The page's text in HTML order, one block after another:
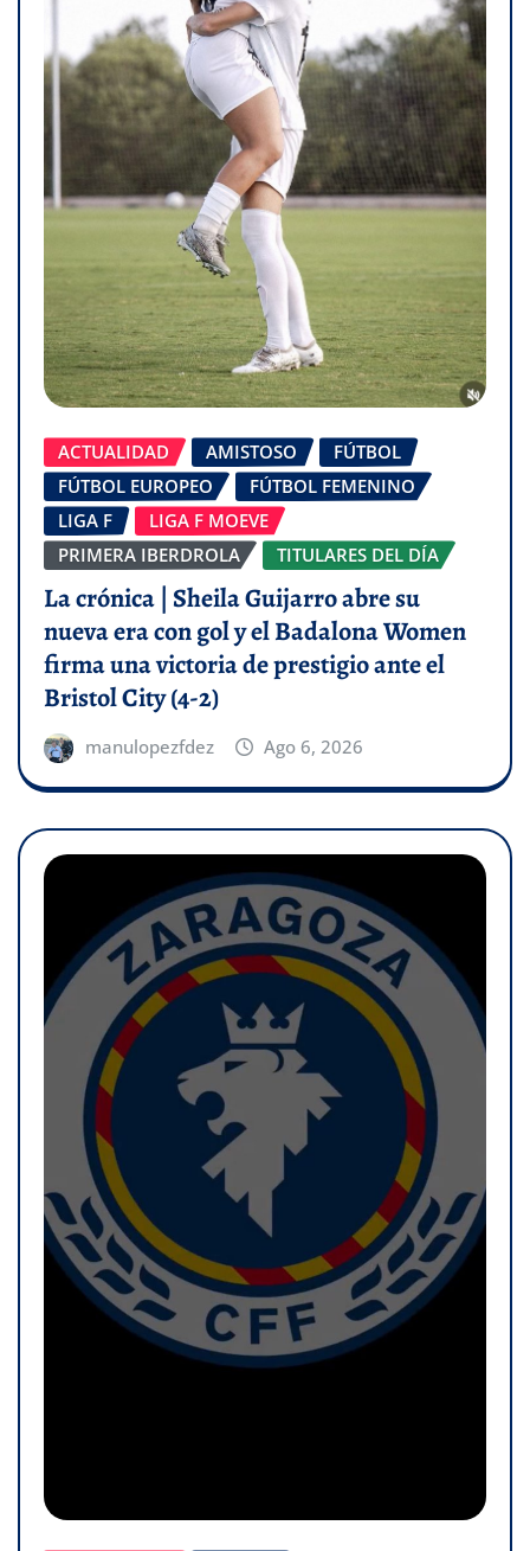
ACTUALIDAD AMISTOSO
FÚTBOL
FÚTBOL EUROPEO
FÚTBOL FEMENINO
LIGA F
LIGA F MOEVE
PRIMERA IBERDROLA
TITULARES DEL DÍA
La crónica | Sheila Guijarro abre su
nueva era con gol y el Badalona Women
firma una victoria de prestigio ante el
Bristol City (4-2)
manulopezfdez Ago 6, 2026